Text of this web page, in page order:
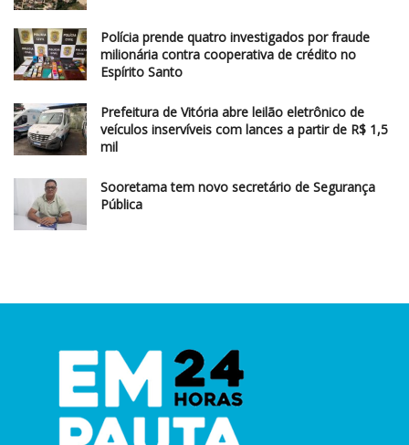
Polícia prende quatro investigados por fraude
milionária contra cooperativa de crédito no
Espírito Santo
Prefeitura de Vitória abre leilão eletrônico de
veículos inservíveis com lances a partir de R$ 1,5
mil
Sooretama tem novo secretário de Segurança
Pública